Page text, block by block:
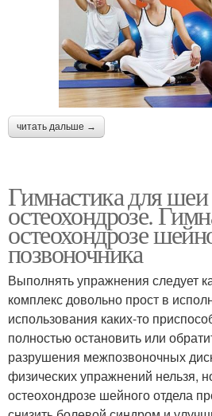
читать дальше →
Гимнастика для
остеохондрозе.
остеохондрозе
позвоночника
Выполнять упражнения следует
комплекс довольно прост в
использования каких-то
полностью остановить или
разрушения межпозвоночных
физических упражнений нельзя,
остеохондрозе шейного отдела